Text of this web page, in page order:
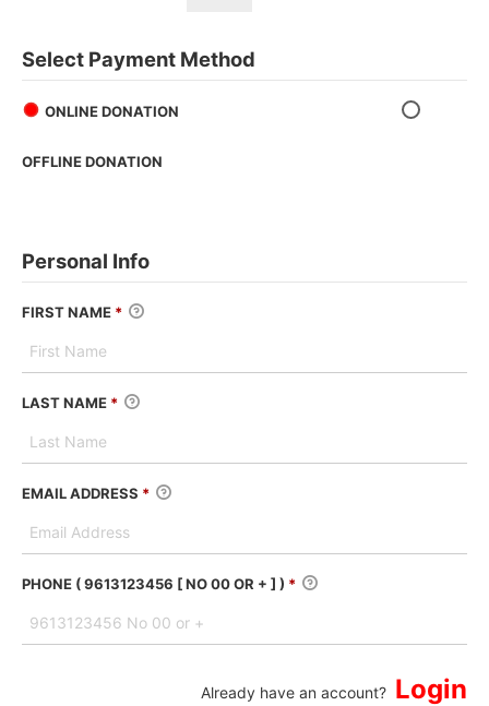
Select Payment Method
ONLINE DONATION
OFFLINE DONATION
Personal Info
FIRST NAME *
LAST NAME *
EMAIL ADDRESS *
PHONE ( 9613123456 [ NO 00 OR + ] ) *
Already have an account? Login